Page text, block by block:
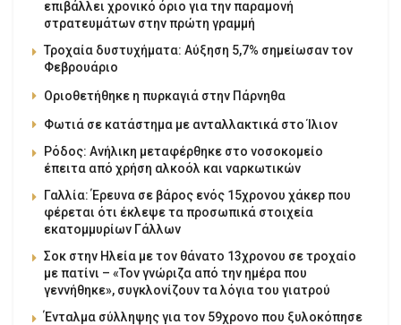
επιβάλλει χρονικό όριο για την παραμονή
στρατευμάτων στην πρώτη γραμμή
Τροχαία δυστυχήματα: Αύξηση 5,7% σημείωσαν τον
Φεβρουάριο
Οριοθετήθηκε η πυρκαγιά στην Πάρνηθα
Φωτιά σε κατάστημα με ανταλλακτικά στο Ίλιον
Ρόδος: Ανήλικη μεταφέρθηκε στο νοσοκομείο
έπειτα από χρήση αλκοόλ και ναρκωτικών
Γαλλία: Έρευνα σε βάρος ενός 15χρονου χάκερ που
φέρεται ότι έκλεψε τα προσωπικά στοιχεία
εκατομμυρίων Γάλλων
Σοκ στην Ηλεία με τον θάνατο 13χρονου σε τροχαίο
με πατίνι – «Τον γνώριζα από την ημέρα που
γεννήθηκε», συγκλονίζουν τα λόγια του γιατρού
Ένταλμα σύλληψης για τον 59χρονο που ξυλοκόπησε